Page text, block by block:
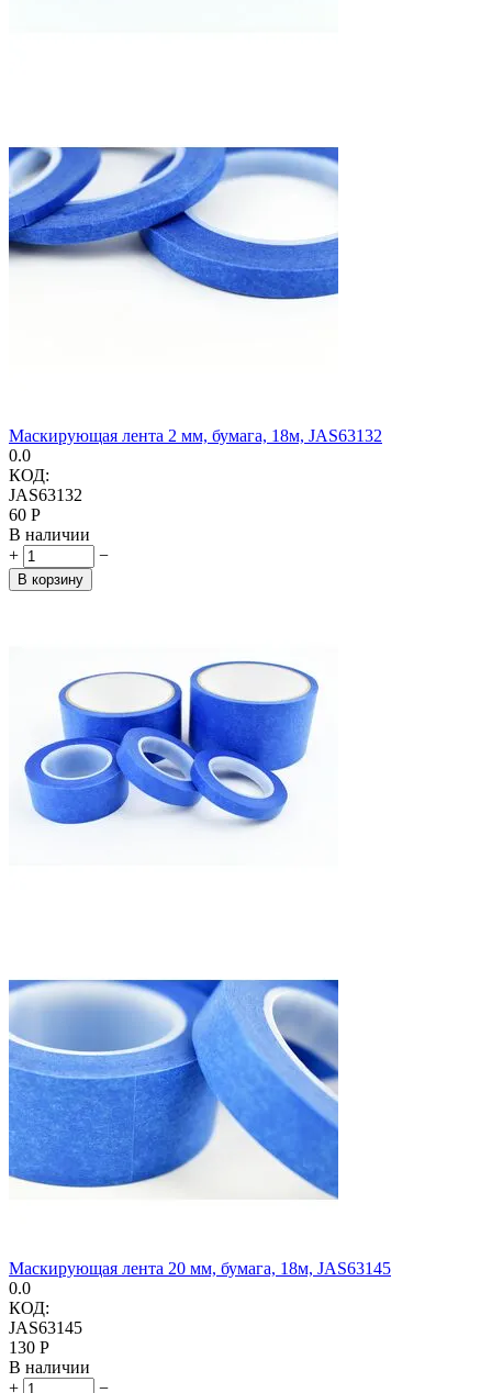
Маскирующая лента 2 мм, бумага, 18м, JAS63132
0.0
КОД:
JAS63132
‍60‍ Р
В наличии
+
−
В корзину
Маскирующая лента 20 мм, бумага, 18м, JAS63145
0.0
КОД:
JAS63145
‍130‍ Р
В наличии
+
−